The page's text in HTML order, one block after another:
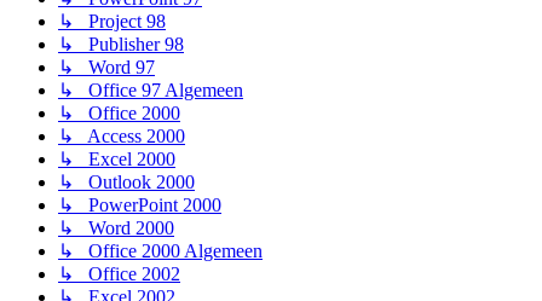
↳ Project 98
↳ Publisher 98
↳ Word 97
↳ Office 97 Algemeen
↳ Office 2000
↳ Access 2000
↳ Excel 2000
↳ Outlook 2000
↳ PowerPoint 2000
↳ Word 2000
↳ Office 2000 Algemeen
↳ Office 2002